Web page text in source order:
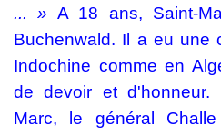
... » A 18 ans, Saint-
Buchenwald. Il a eu une
Indochine comme en
de devoir et d'honneur.
Marc, le général